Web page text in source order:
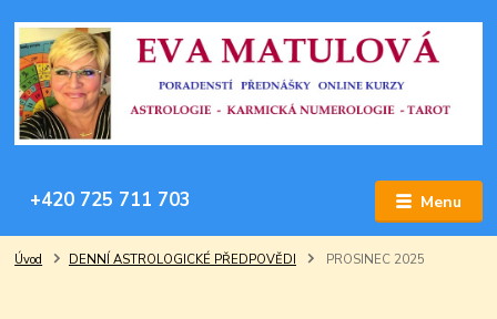
Menu
+420 725 711 703
Úvod DENNÍ ASTROLOGICKÉ PŘEDPOVĚDI PROSINEC 2025